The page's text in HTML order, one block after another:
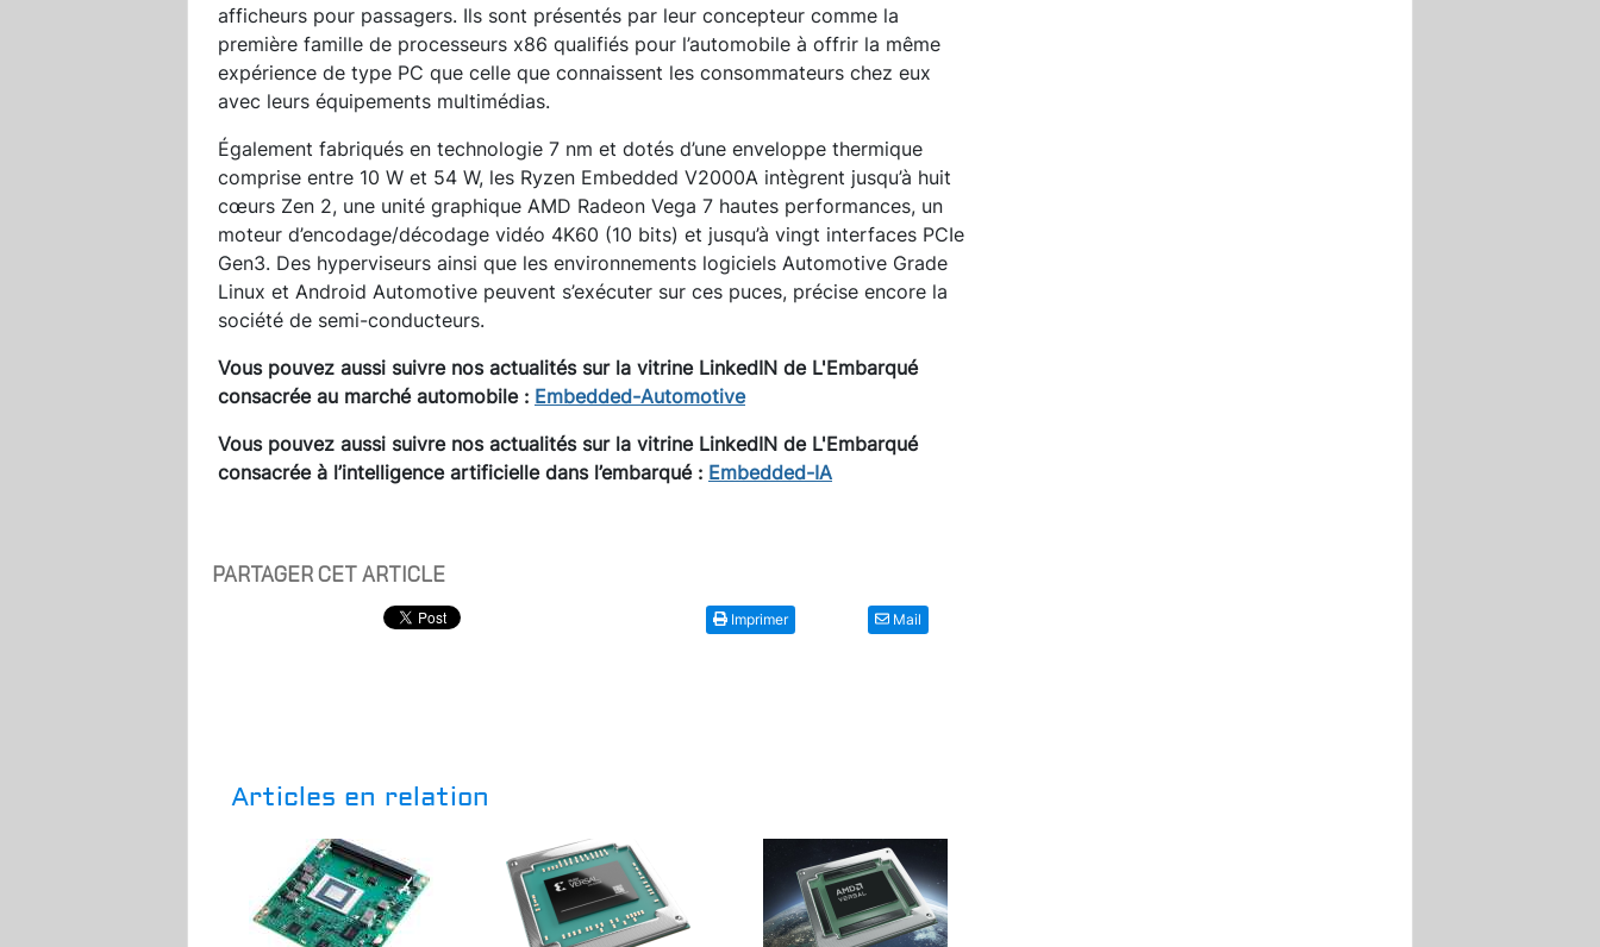
afficheurs pour passagers. Ils sont présentés par leur concepteur comme la
première famille de processeurs x86 qualifiés pour l’automobile à offrir la même
expérience de type PC que celle que connaissent les consommateurs chez eux
avec leurs équipements multimédias.
Également fabriqués en technologie 7 nm et dotés d’une enveloppe thermique
comprise entre 10 W et 54 W, les Ryzen Embedded V2000A intègrent jusqu’à huit
cœurs Zen 2, une unité graphique AMD Radeon Vega 7 hautes performances, un
moteur d’encodage/décodage vidéo 4K60 (10 bits) et jusqu’à vingt interfaces PCIe
Gen3. Des hyperviseurs ainsi que les environnements logiciels Automotive Grade
Linux et Android Automotive peuvent s’exécuter sur ces puces, précise encore la
société de semi-conducteurs.
Vous pouvez aussi suivre nos actualités sur la vitrine LinkedIN de L'Embarqué
consacrée au marché automobile : Embedded-Automotive
Vous pouvez aussi suivre nos actualités sur la vitrine LinkedIN de L'Embarqué
consacrée à l’intelligence artificielle dans l’embarqué : Embedded-IA
PARTAGER CET ARTICLE
Imprimer Mail
Articles en relation